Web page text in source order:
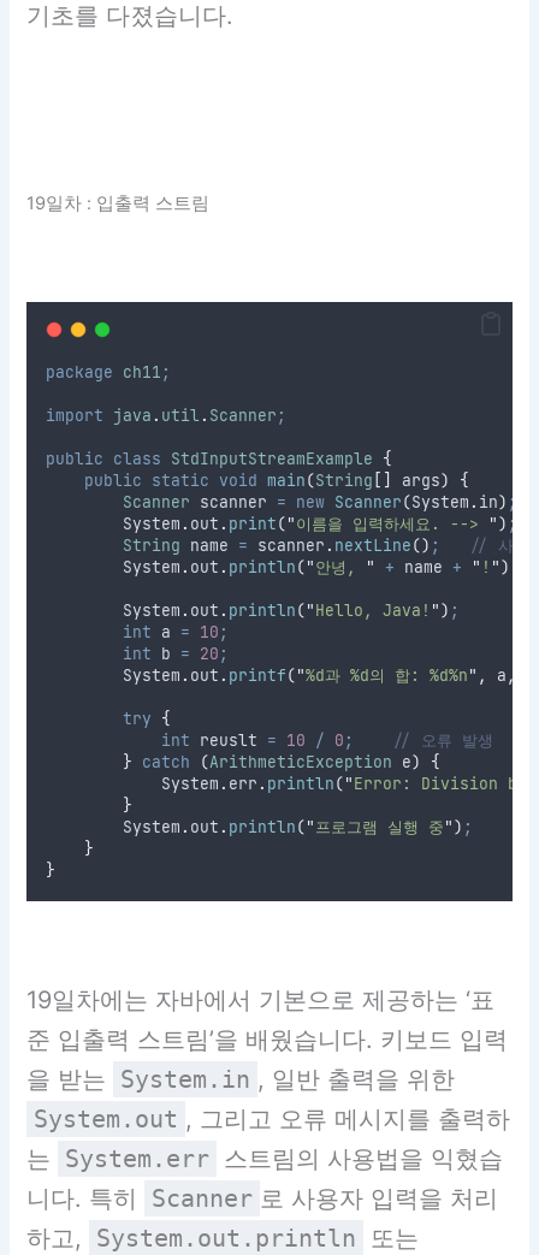
기초를 다졌습니다.
19일차 : 입출력 스트림
package ch11 ;
import java . util . Scanner ;
public class StdInputStreamExample {
public static void main(String [] args)
{
Scanner scanner = new Scanner(System . in) ;
System . out . print("이름을 입력하세요. --> ") ;
String name = scanner . nextLine() ;
// 사용
System . out . println("안녕, " + name + " ! ")
System . out . println("Hello, Java! ") ;
int a = 10 ;
int b = 20 ;
System . out . printf("%d과 %d의 합: %d%n" , a ,
try {
int reuslt = 10 / 0 ;
// 오류 발생
} catch (ArithmeticException e)
{
System . err . println("Error: Division by
}
System . out . println("프로그램 실행 중") ;
}
}
19일차에는 자바에서 기본으로 제공하는 ‘표
준 입출력 스트림’을 배웠습니다. 키보드 입력
을 받는 System.in , 일반 출력을 위한
System.out , 그리고 오류 메시지를 출력하
는 System.err 스트림의 사용법을 익혔습
니다. 특히
Scanner 로 사용자 입력을 처리
하고,
System.out.println 또는